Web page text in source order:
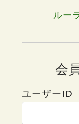
ルー
会
ユーザーID